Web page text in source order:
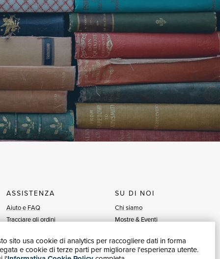
sito usa cookie di analytics per raccogliere dati in forma
e cookie di terze parti per migliorare l'esperienza utente.
ASSISTENZA
Aiuto e FAQ
Tracciare gli ordini
Fatturazione
Carta del Docente / 18App
SU DI NOI
Chi siamo
Mostre & Eventi
Blog
Vendi con noi